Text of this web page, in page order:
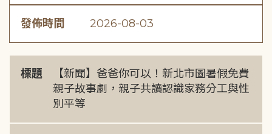
發佈時間 2026-08-03
標題
【新聞】爸爸你可以！新北市圖暑假免費
親子故事劇，親子共讀認識家務分工與性
別平等